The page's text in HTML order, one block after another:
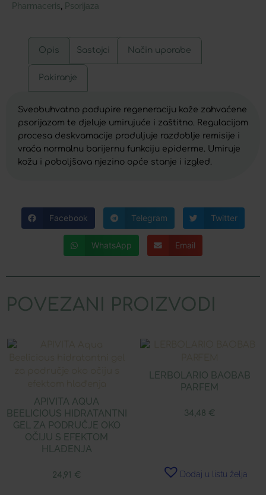
Pharmaceris Psorijaza
Opis Sastojci Način uporabe
Pakiranje
Sveobuhvatno podupire regeneraciju kože zahvaćene
psorijazom te djeluje umirujuće i zaštitno. Regulacijom
procesa deskvamacije produljuje razdoblje remisije i
vraća normalnu barijernu funkciju epiderme. Umiruje
kožu i poboljšava njezino opće stanje i izgled.
Facebook Telegram Twitter
WhatsApp Email
POVEZANI PROIZVODI
APIVITA AQUA
BEELICIOUS HIDRATANTNI
GEL ZA PODRUČJE OKO
OČIJU S EFEKTOM
HLAĐENJA
24,91 €
LERBOLARIO BAOBAB
PARFEM
34,48 €
Dodaj u listu želja